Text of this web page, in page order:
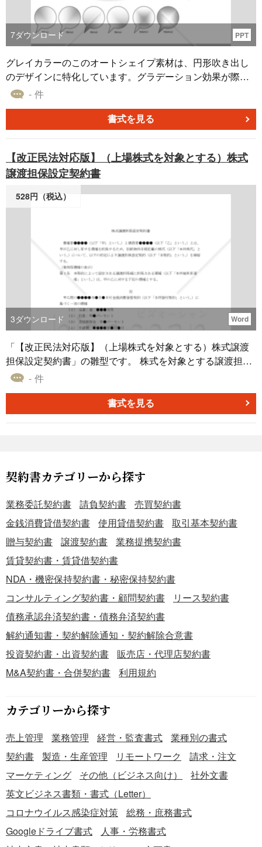
7ダウンロード PPT
グレイカラーのこのオートシェイプ素材は、円形吹き出し
のデザインに特化しています。グラデーション効果が際立
つこの素材は、様々なグラデーションパターンを持つた
ことができます。特にPowerPoint、Excel、Wordなどでの
資料作成において、この素材は非常に有用です。視覚的な
るので、資料作成の手間や時間を大幅に削減することが期
待できます。
- 件
書式を見る
【改正民法対応版】（上場株式を対象とする）株式
譲渡担保設定契約書
528円（税込）
3ダウンロード Word
「【改正民法対応版】（上場株式を対象とする）株式譲渡
担保設定契約書」の雛型です。 株式を対象とする譲渡担保
設定契約の基本的条項に、上場株式を対象とする場合の固
利用いただければと存じます。２０２０年４月１日施行の
改正民法に対応しております。 〔条文タイトル〕 第1条
実行） 第9条（公租公課） 第10条（契約締結費用の負担）
第11条（合意管轄）
- 件
書式を見る
契約書カテゴリーから探す
業務委託契約書 請負契約書
売買契約書
金銭消費貸借契約書
使用貸借契約書
取引基本契約書
贈与契約書
譲渡契約書
業務提携契約書
賃貸契約書・賃貸借契約書
NDA・機密保持契約書・秘密保持契約書
コンサルティング契約書・顧問契約書
リース契約書
債務承認弁済契約書・債務弁済契約書
解約通知書・契約解除通知・契約解除合意書
投資契約書・出資契約書
販売店・代理店契約書
M&A契約書・合併契約書
利用規約
カテゴリーから探す
売上管理 業務管理 経営・監査書式
業種別の書式
契約書
製造・生産管理 リモートワーク
請求・注文
マーケティング
その他（ビジネス向け）
社外文書
英文ビジネス書類・書式（Letter）
コロナウイルス感染症対策
総務・庶務書式
Googleドライブ書式
人事・労務書式